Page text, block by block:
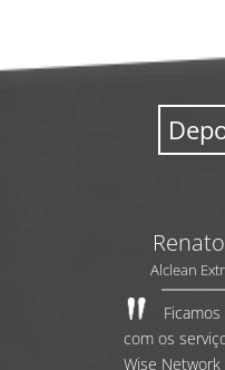
Alclean
Ficamos
com os
Wise